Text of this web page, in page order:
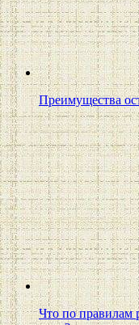
Преимущества
Что по правилам